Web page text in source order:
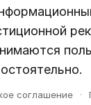
соглашение ·